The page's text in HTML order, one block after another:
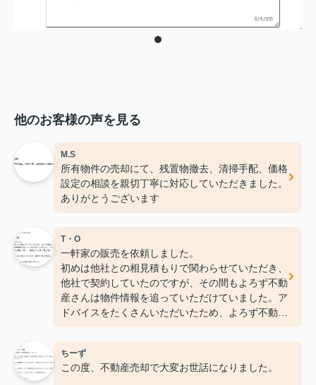
他のお客様の声を見る
M.S
所有物件の売却にて、残置物撤去、清掃手配、価格
設定の相談を親切丁寧に対応していただきました。
ありがとうございます
T・O
一軒家の販売を依頼しました。
初めは他社との相見積もりで関わらせていただき、
他社で契約していたのですが、その間もよろず不動
産さんは物件情報を追っていただけていました。ア
ドバイスをたくさんいただいたため、よろず不動産
と契約し直し、想定よりも何ヶ月も早く、高く売る
ことができました。
コチラは右も左もわからない素人でしたが、親切丁
寧に対応していただけ、意見交換も密にできまし
ちーず
この度、不動産売却で大変お世話になりました。